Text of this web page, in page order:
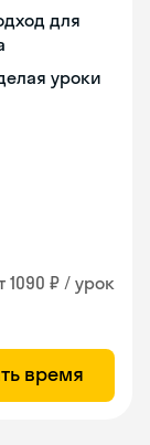
для
уроки
1090 ₽ / урок
время